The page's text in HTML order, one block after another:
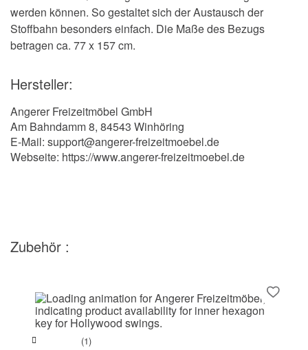
werden können. So gestaltet sich der Austausch der
Stoffbahn besonders einfach. Die Maße des Bezugs
betragen ca. 77 x 157 cm.
Hersteller:
Angerer Freizeitmöbel GmbH
Am Bahndamm 8, 84543 Winhöring
E-Mail: support@angerer-freizeitmoebel.de
Webseite: https://www.angerer-freizeitmoebel.de
Zubehör :
(1)